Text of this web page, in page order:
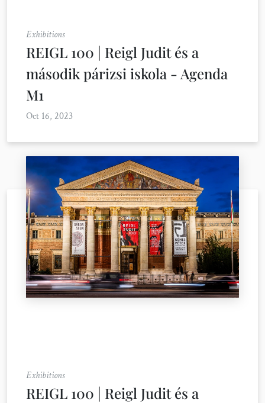
Exhibitions
REIGL 100 | Reigl Judit és a
második párizsi iskola - Agenda
M1
Oct 16, 2023
Exhibitions
REIGL 100 | Reigl Judit és a